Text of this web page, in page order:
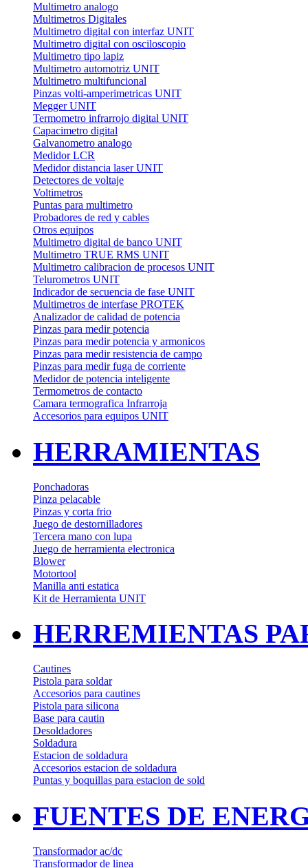
Multimetro analogo
Multimetros Digitales
Multimetro digital con interfaz UNIT
Multimetro digital con osciloscopio
Multimetro tipo lapiz
Multimetro automotriz UNIT
Multimetro multifuncional
Pinzas volti-amperimetricas UNIT
Megger UNIT
Termometro infrarrojo digital UNIT
Capacimetro digital
Galvanometro analogo
Medidor LCR
Medidor distancia laser UNIT
Detectores de voltaje
Voltimetros
Puntas para multimetro
Probadores de red y cables
Otros equipos
Multimetro digital de banco UNIT
Multimetro TRUE RMS UNIT
Multimetro calibracion de procesos UNIT
Telurometros UNIT
Indicador de secuencia de fase UNIT
Multimetros de interfase PROTEK
Analizador de calidad de potencia
Pinzas para medir potencia
Pinzas para medir potencia y armonicos
Pinzas para medir resistencia de campo
Pinzas para medir fuga de corriente
Medidor de potencia inteligente
Termometros de contacto
Camara termografica Infrarroja
Accesorios para equipos UNIT
HERRAMIENTAS
Ponchadoras
Pinza pelacable
Pinzas y corta frio
Juego de destornilladores
Tercera mano con lupa
Juego de herramienta electronica
Blower
Motortool
Manilla anti estatica
Kit de Herramienta UNIT
HERREMIENTAS
Cautines
Pistola para soldar
Accesorios para cautines
Pistola para silicona
Base para cautin
Desoldadores
Soldadura
Estacion de soldadura
Accesorios estacion de soldadura
Puntas y boquillas para estacion de sold
FUENTES DE
Transformador ac/dc
Transformador de linea